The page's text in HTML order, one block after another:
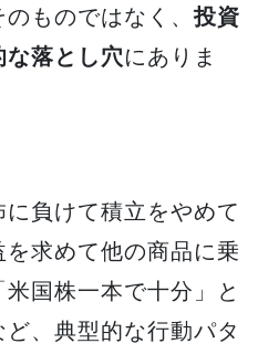
ものではなく、 投資
落とし穴にありま
負けて積立をやめて
求めて他の商品に乗
国株一本で十分」と
、典型的な行動パタ